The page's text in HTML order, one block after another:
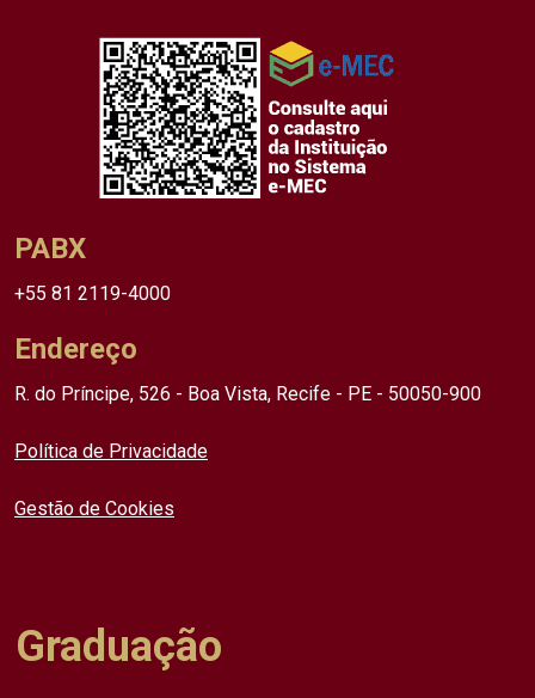
PABX
+55 81 2119-4000
Endereço
R. do Príncipe, 526 - Boa Vista, Recife - PE - 50050-900
Política de Privacidade
Gestão de Cookies
Graduação